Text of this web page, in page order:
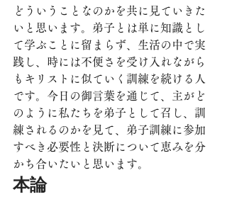
どういうことなのかを共に見ていきた
いと思います。弟子とは単に知識とし
て学ぶことに留まらず、生活の中で実
践し、時には不便さを受け入れながら
もキリストに似ていく訓練を続ける人
です。今日の御言葉を通じて、主がど
のように私たちを弟子として召し、訓
練されるのかを見て、弟子訓練に参加
すべき必要性と決断について恵みを分
かち合いたいと思います。
本論